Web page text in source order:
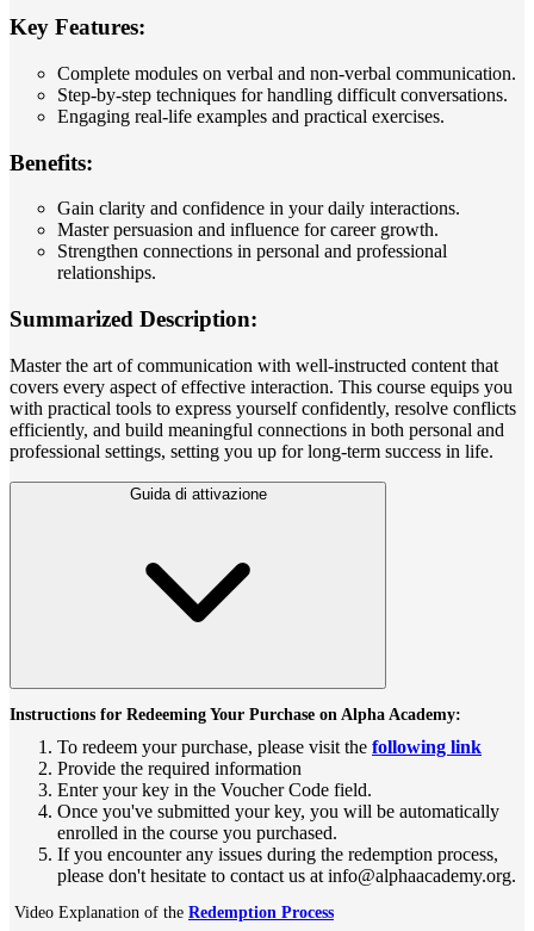
Key Features:
Complete modules on verbal and non-verbal communication.
Step-by-step techniques for handling difficult conversations.
Engaging real-life examples and practical exercises.
Benefits:
Gain clarity and confidence in your daily interactions.
Master persuasion and influence for career growth.
Strengthen connections in personal and professional
relationships.
Summarized Description:
Master the art of communication with well-instructed content that
covers every aspect of effective interaction. This course equips you
with practical tools to express yourself confidently, resolve conflicts
efficiently, and build meaningful connections in both personal and
professional settings, setting you up for long-term success in life.
Guida di attivazione
Instructions for Redeeming Your Purchase on Alpha Academy:
To redeem your purchase, please visit the following link
Provide the required information
Enter your key in the Voucher Code field.
Once you've submitted your key, you will be automatically
enrolled in the course you purchased.
If you encounter any issues during the redemption process,
please don't hesitate to contact us at info@alphaacademy.org.
Video Explanation of the Redemption Process